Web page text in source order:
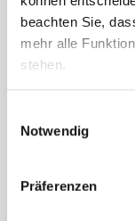
beachten Sie,
mehr alle
stehen.
Notwendig
Präferenzen